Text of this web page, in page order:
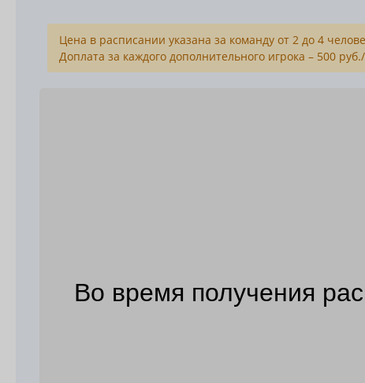
Цена в расписании указана за команду от 2 до 4
Доплата за каждого дополнительного игрока – 500
Во время получения